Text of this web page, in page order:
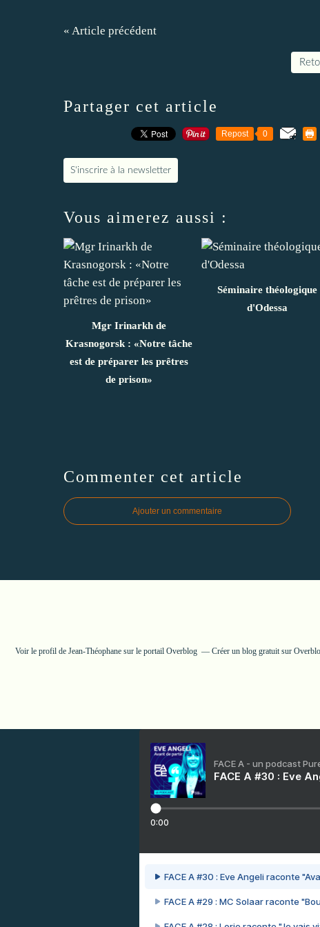
« Article précédent
Partager cet article
Repost 0
S'inscrire à la newsletter
Vous aimerez aussi :
Mgr Irinarkh de
Krasnogorsk : «Notre tâche
est de préparer les prêtres
de prison»
Séminaire théologique
d'Odessa
Commenter cet article
Ajouter un commentaire
Voir le profil de Jean-Théophane sur le portail Overblog Créer un blog gratuit sur
FACE A - un podcast
FACE A #30 : Eve
0:00
FACE A #30 : Eve Angeli raconte
FACE A #29 : MC Solaar raconte